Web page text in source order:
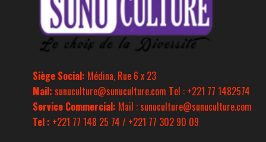
Siège Social: Médina, Rue 6 x 23
Mail: sunuculture@sunuculture.com Tel : +221 77 1482574
Service Commercial: Mail : sunuculture@sunuculture.com
Tel : +221 77 148 25 74 / +221 77 302 90 09